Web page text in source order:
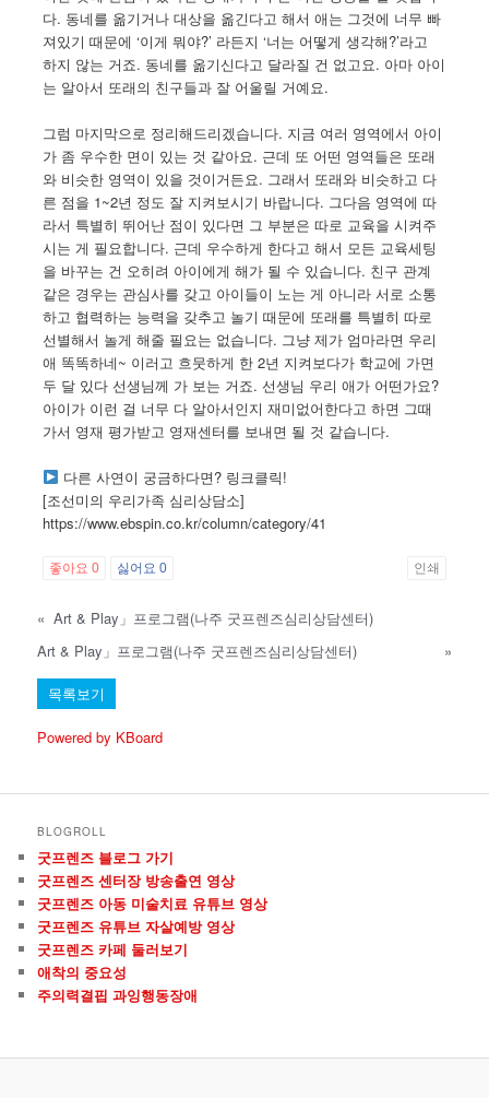
다. 동네를 옮기거나 대상을 옮긴다고 해서 애는 그것에 너무 빠
져있기 때문에 ‘이게 뭐야?’ 라든지 ‘너는 어떻게 생각해?’라고
하지 않는 거죠. 동네를 옮기신다고 달라질 건 없고요. 아마 아이
는 알아서 또래의 친구들과 잘 어울릴 거예요.
그럼 마지막으로 정리해드리겠습니다. 지금 여러 영역에서 아이
가 좀 우수한 면이 있는 것 같아요. 근데 또 어떤 영역들은 또래
와 비슷한 영역이 있을 것이거든요. 그래서 또래와 비슷하고 다
른 점을 1~2년 정도 잘 지켜보시기 바랍니다. 그다음 영역에 따
라서 특별히 뛰어난 점이 있다면 그 부분은 따로 교육을 시켜주
시는 게 필요합니다. 근데 우수하게 한다고 해서 모든 교육세팅
을 바꾸는 건 오히려 아이에게 해가 될 수 있습니다. 친구 관계
같은 경우는 관심사를 갖고 아이들이 노는 게 아니라 서로 소통
하고 협력하는 능력을 갖추고 놀기 때문에 또래를 특별히 따로
선별해서 놀게 해줄 필요는 없습니다. 그냥 제가 엄마라면 우리
애 똑똑하네~ 이러고 흐뭇하게 한 2년 지켜보다가 학교에 가면
두 달 있다 선생님께 가 보는 거죠. 선생님 우리 애가 어떤가요?
아이가 이런 걸 너무 다 알아서인지 재미없어한다고 하면 그때
가서 영재 평가받고 영재센터를 보내면 될 것 같습니다.
다른 사연이 궁금하다면? 링크클릭!
[조선미의 우리가족 심리상담소]
https://www.ebspin.co.kr/column/category/41
좋아요0 싫어요0 인쇄
« Art & Play」프로그램(나주 굿프렌즈심리상담센터)
Art & Play」프로그램(나주 굿프렌즈심리상담센터)
»
목록보기
Powered by KBoard
BLOGROLL
굿프렌즈 블로그 가기
굿프렌즈 센터장 방송출연 영상
굿프렌즈 아동 미술치료 유튜브 영상
굿프렌즈 유튜브 자살예방 영상
굿프렌즈 카페 둘러보기
애착의 중요성
주의력결핍 과잉행동장애